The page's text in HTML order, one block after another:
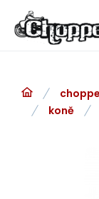
koně